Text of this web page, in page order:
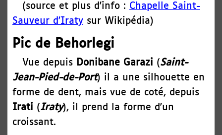
(source et plus d'info : Chapelle Saint-
Sauveur d'Iraty sur Wikipédia)
Pic de Behorlegi
Vue depuis Donibane Garazi (Saint-
Jean-Pied-de-Port) il a une silhouette en
forme de dent, mais vue de coté, depuis
Irati (Iraty), il prend la forme d'un
croissant.